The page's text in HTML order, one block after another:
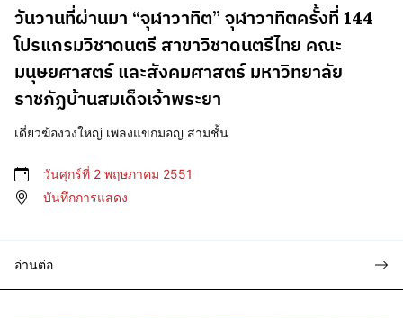
วันวานที่ผ่านมา “จุฬาวาทิต” จุฬาวาทิตครั้งที่ 144
โปรแกรมวิชาดนตรี สาขาวิชาดนตรีไทย คณะ
มนุษยศาสตร์ และสังคมศาสตร์ มหาวิทยาลัย
ราชภัฏบ้านสมเด็จเจ้าพระยา
เดี่ยวฆ้องวงใหญ่ เพลงแขกมอญ สามชั้น
วันศุกร์ที่ 2 พฤษภาคม 2551
บันทึกการแสดง
อ่านต่อ